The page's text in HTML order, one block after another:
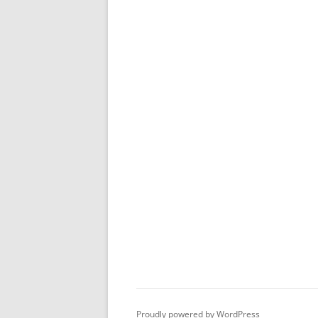
Proudly powered by WordPress